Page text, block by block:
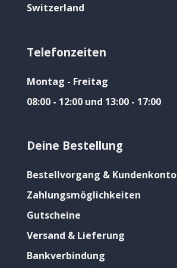
Switzerland
Telefonzeiten
Montag - Freitag
08:00 - 12:00 und 13:00 - 17:00
Deine Bestellung
Bestellvorgang & Kundenkonto
Zahlungsmöglichkeiten
Gutscheine
Versand & Lieferung
Bankverbindung